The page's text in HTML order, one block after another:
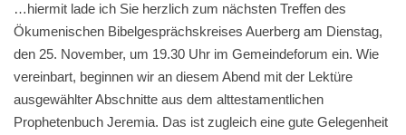
… hiermit lade ich Sie herzlich zum nächsten Treffen des
Ökumenischen Bibelgesprächskreises Auerberg am Dienstag,
den 25. November, um 19.30 Uhr im Gemeindeforum ein. Wie
vereinbart, beginnen wir an diesem Abend mit der Lektüre
ausgewählter Abschnitte aus dem alttestamentlichen
Prophetenbuch Jeremia. Das ist zugleich eine gute Gelegenheit